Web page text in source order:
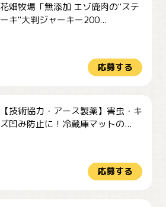
花畑牧場「無添加 エゾ鹿肉の"ステ
ーキ"大判ジャーキー200...
応募する
【技術協力・アース製薬】害虫・キ
ズ凹み防止に！冷蔵庫マットの...
応募する